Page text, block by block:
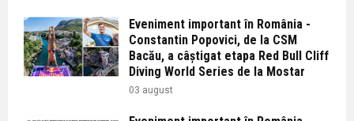
Eveniment important în România -
Constantin Popovici, de la CSM
Bacău, a câștigat etapa Red Bull Cliff
Diving World Series de la Mostar
03 august